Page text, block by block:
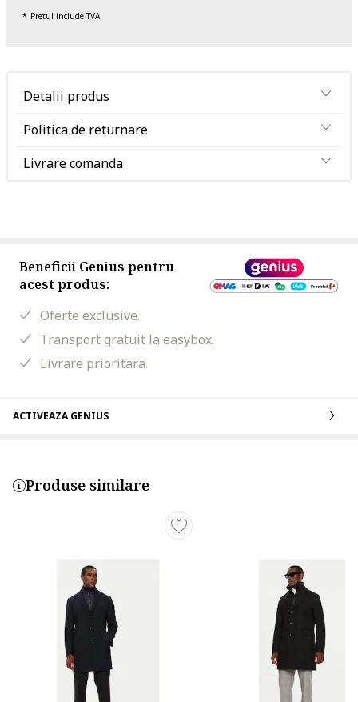
Pretul include TVA.
Detalii produs
Politica de returnare
Livrare comanda
Beneficii Genius pentru
acest produs:
Oferte exclusive.
Transport gratuit la easybox.
Livrare prioritara.
ACTIVEAZA GENIUS
Produse similare